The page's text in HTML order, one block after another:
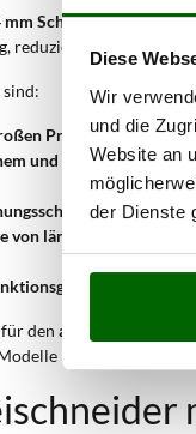
Diese
Wir
und die
Website an
der Dienste
Schaftist für
reduziert Vibrationen
sind:
Privatgärten: Der
und dichtem Gras
: Der 24
von ländlichen oder
(mit Zubehör)
den anspruchsvollen
mit 28 mm Schaft